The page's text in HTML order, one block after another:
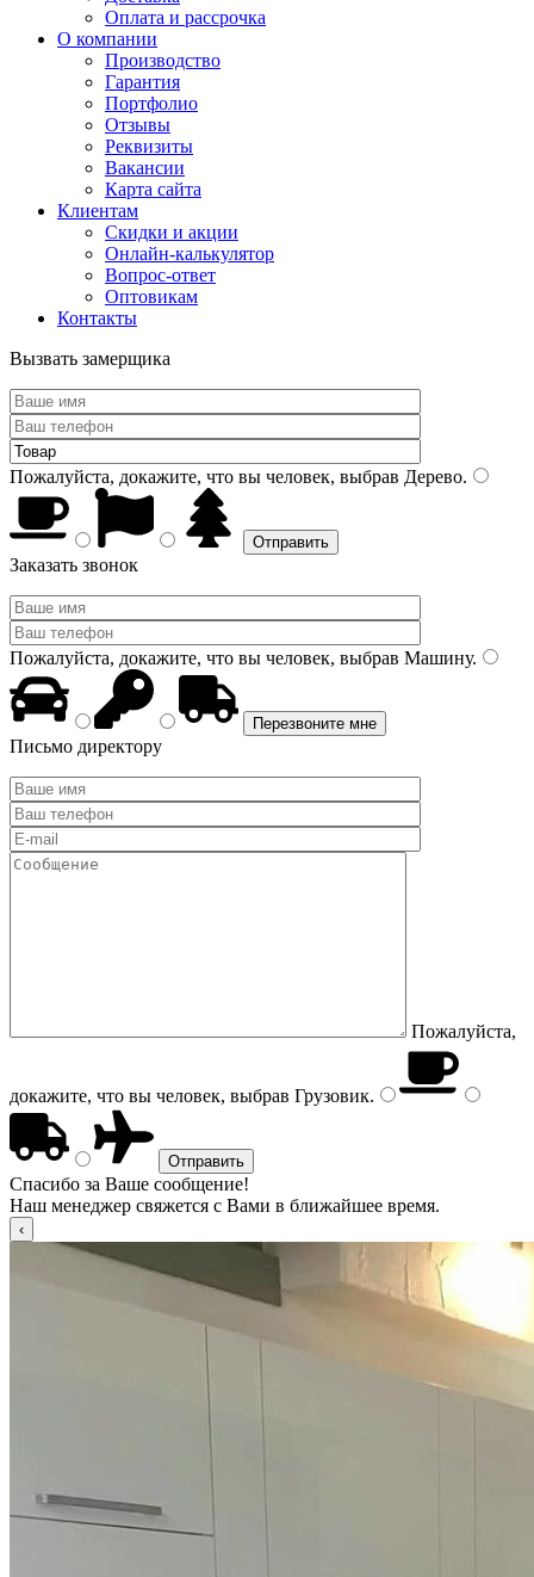
Оплата и рассрочка
О компании
Производство
Гарантия
Портфолио
Отзывы
Реквизиты
Вакансии
Карта сайта
Клиентам
Скидки и акции
Онлайн-калькулятор
Вопрос-ответ
Оптовикам
Контакты
Вызвать замерщика
Пожалуйста, докажите, что вы человек, выбрав Дерево.
Заказать звонок
Пожалуйста, докажите, что вы человек, выбрав Машину.
Письмо директору
Пожалуйста,
докажите, что вы человек, выбрав Грузовик.
Спасибо за Ваше сообщение!
Наш менеджер свяжется с Вами в ближайшее время.